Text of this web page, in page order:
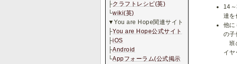
14
達を
他に
の子
班
イヤ
├クラフトレシピ(英)
└wiki(英)
▼You are Hope関連サイト
├You are Hope公式サイト
├iOS
├Android
└Appフォーラム(公式掲示